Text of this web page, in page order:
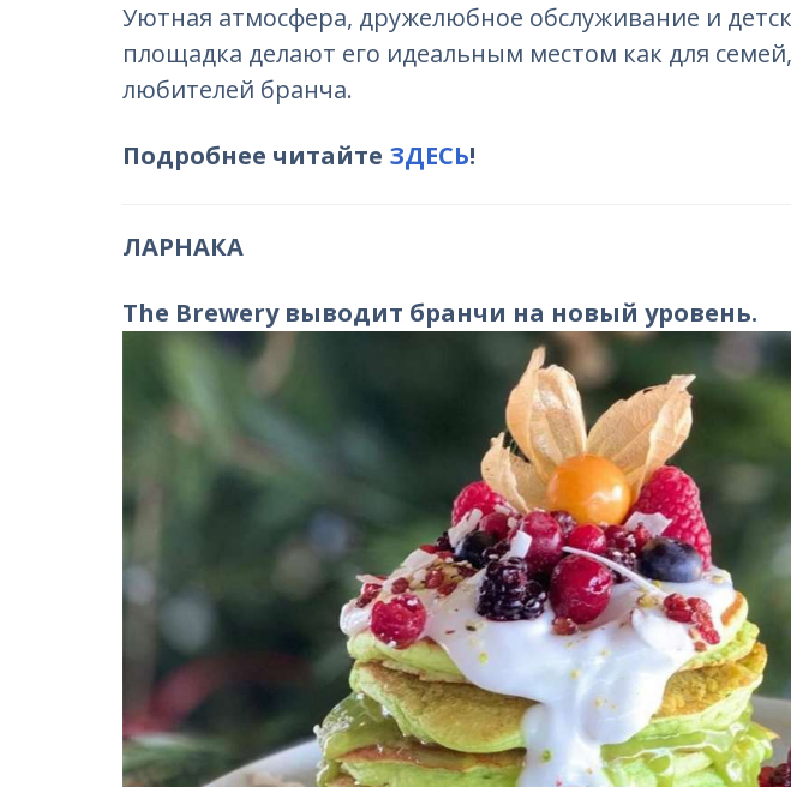
Уютная атмосфера, дружелюбное обслуживание и
площадка делают его идеальным местом как для
любителей бранча.
Подробнее читайте ЗДЕСЬ!
ЛАРНАКА
The Brewery выводит бранчи на новый уровень.